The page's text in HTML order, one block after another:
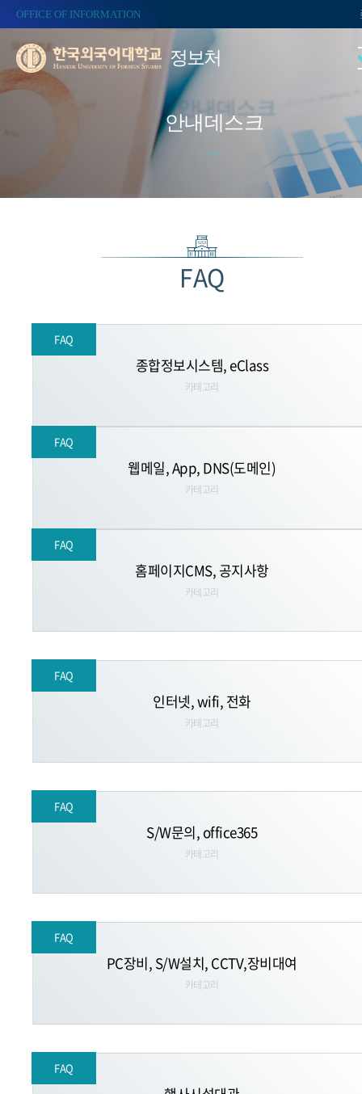
OFFICE OF INFORMATION
정보처
안내데스크
FAQ
FAQ
종합정보시스템, eClass
카테고리
FAQ
웹메일, App, DNS(도메인)
카테고리
FAQ
홈페이지CMS, 공지사항
카테고리
FAQ
인터넷, wifi, 전화
카테고리
FAQ
S/W문의, office365
카테고리
FAQ
PC장비, S/W설치, CCTV,장비대여
카테고리
FAQ